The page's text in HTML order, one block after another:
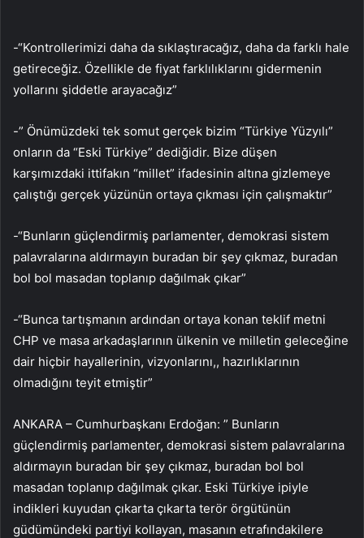
-“Kontrollerimizi daha da sıklaştıracağız, daha da farklı hale
getireceğiz. Özellikle de fiyat farklılıklarını gidermenin
yollarını şiddetle arayacağız”
-” Önümüzdeki tek somut gerçek bizim “Türkiye Yüzyılı”
onların da “Eski Türkiye” dediğidir. Bize düşen
karşımızdaki ittifakın “millet” ifadesinin altına gizlemeye
çalıştığı gerçek yüzünün ortaya çıkması için çalışmaktır”
-“Bunların güçlendirmiş parlamenter, demokrasi sistem
palavralarına aldırmayın buradan bir şey çıkmaz, buradan
bol bol masadan toplanıp dağılmak çıkar”
-“Bunca tartışmanın ardından ortaya konan teklif metni
CHP ve masa arkadaşlarının ülkenin ve milletin geleceğine
dair hiçbir hayallerinin, vizyonlarını,, hazırlıklarının
olmadığını teyit etmiştir”
ANKARA – Cumhurbaşkanı Erdoğan: ” Bunların
güçlendirmiş parlamenter, demokrasi sistem palavralarına
aldırmayın buradan bir şey çıkmaz, buradan bol bol
masadan toplanıp dağılmak çıkar. Eski Türkiye ipiyle
indikleri kuyudan çıkarta çıkarta terör örgütünün
güdümündeki partiyi kollayan, masanın etrafındakilere